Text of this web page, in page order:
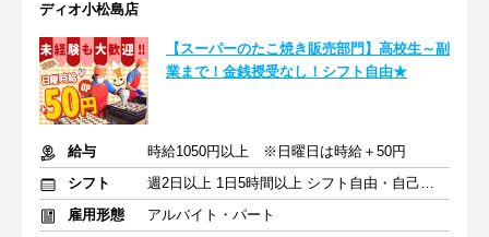
ディオ小松島店
【スーパーのたこ焼き販売部門】高校生～副
業まで！金銭授受なし！シフト自由★
給与
時給1050円以上 ※日曜日は時給＋50円
シフト
週2日以上 1日5時間以上 シフト自由・自己申告
雇用形態
アルバイト・パート